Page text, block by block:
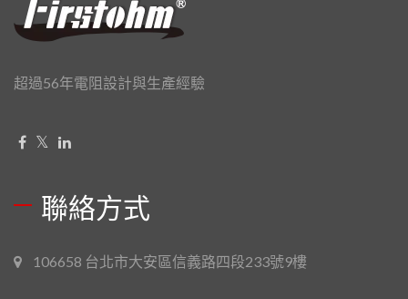
超過56年電阻設計與生產經驗
聯絡方式
106658 台北市大安區信義路四段233號9樓